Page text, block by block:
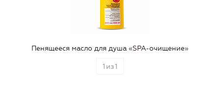
Пенящееся масло для душа «SPA-очищение»
1 из1